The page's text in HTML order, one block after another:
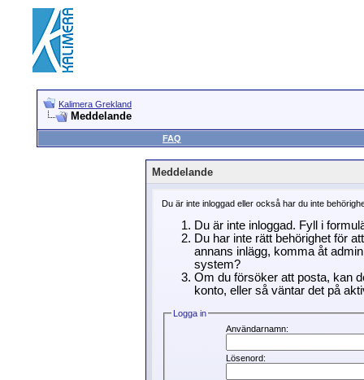
Kalimera Grekland
Meddelande
FAQ
Meddelande
Du är inte inloggad eller också har du inte
Du är inte inloggad. Fyll i
Du har inte rätt behörighet för
annans inlägg, komma åt
system?
Om du försöker att posta, kan
konto, eller så väntar det på
Logga in
Användarnamn:
Lösenord: